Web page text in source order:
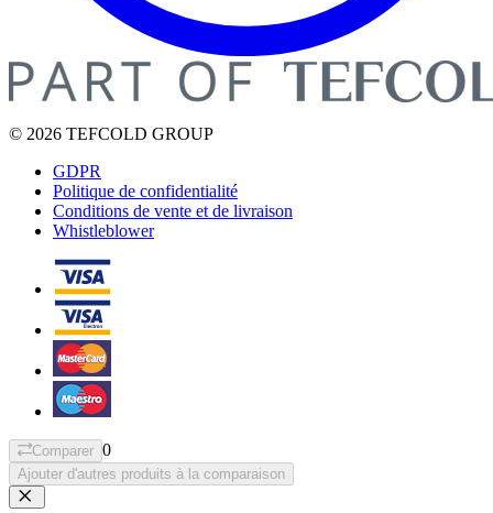
© 2026 TEFCOLD GROUP
GDPR
Politique de confidentialité
Conditions de vente et de livraison
Whistleblower
Comparer 0
Ajouter d'autres produits à la comparaison